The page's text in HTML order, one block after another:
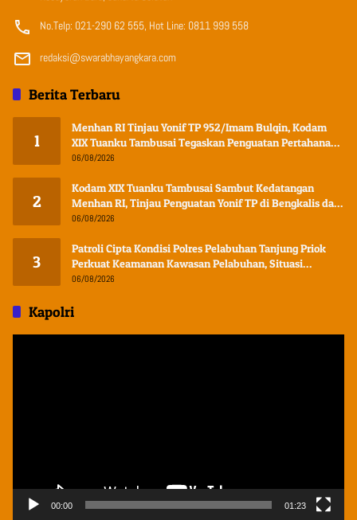
No.Telp: 021-290 62 555, Hot Line: 0811 999 558
redaksi@swarabhayangkara.com
Berita Terbaru
1
Menhan RI Tinjau Yonif TP 952/Imam Bulqin, Kodam
XIX Tuanku Tambusai Tegaskan Penguatan Pertahanan
Wilayah
06/08/2026
2
Kodam XIX Tuanku Tambusai Sambut Kedatangan
Menhan RI, Tinjau Penguatan Yonif TP di Bengkalis dan
Kampar
06/08/2026
3
Patroli Cipta Kondisi Polres Pelabuhan Tanjung Priok
Perkuat Keamanan Kawasan Pelabuhan, Situasi
Berlangsung Aman dan Kondusif
06/08/2026
Kapolri
00:00 01:23